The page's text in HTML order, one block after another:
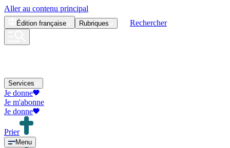
Aller au contenu principal
Édition française Rubriques Rechercher
Services
Je donne
Je m'abonne
Je donne
Prier
Menu